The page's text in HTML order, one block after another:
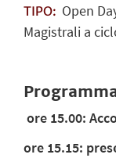
TIPO: Open
Magistrali a
ore 15.00:
ore 15.15: